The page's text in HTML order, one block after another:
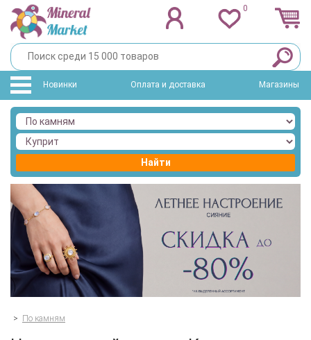
0
Новинки Оплата и доставка Магазины
Найти
> По камням